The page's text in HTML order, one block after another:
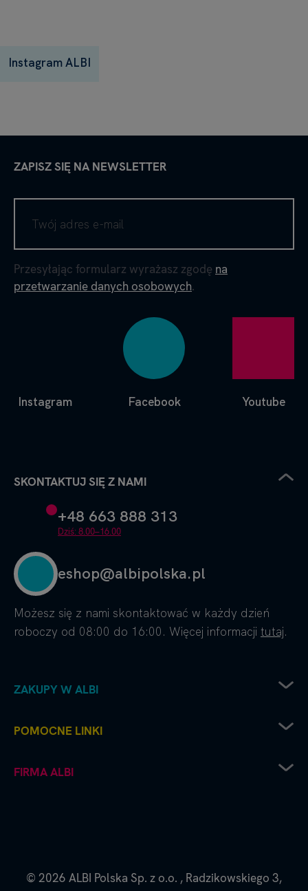
Instagram ALBI
ZAPISZ SIĘ NA NEWSLETTER
Przesyłając formularz wyrażasz zgodę na
przetwarzanie danych osobowych.
Facebook
Instagram Youtube
SKONTAKTUJ SIĘ Z NAMI
+48 663 888 313
Dziś: 8.00–16.00
eshop@albipolska.pl
Możesz się z nami skontaktować w każdy dzień
roboczy od 08:00 do 16:00. Więcej informacji tutaj.
ZAKUPY W ALBI
Sposoby dostawy
Reklamacje
POMOCNE LINKI
Recenzje i oceny
FIRMA ALBI
O nas - historia i filozofia Albi
© 2026 ALBI Polska Sp. z o.o. , Radzikowskiego 3,